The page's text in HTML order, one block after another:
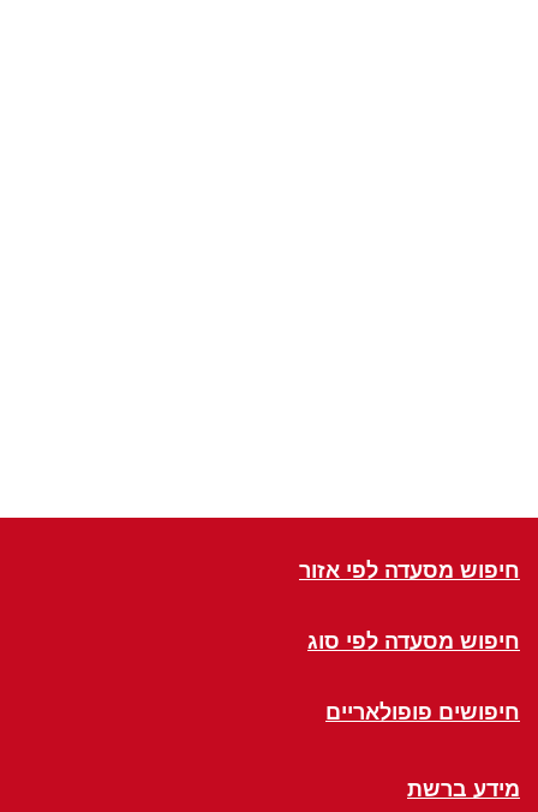
חיפוש מסעדה לפי אזור
חיפוש מסעדה לפי סוג
חיפושים פופולאריים
מידע ברשת